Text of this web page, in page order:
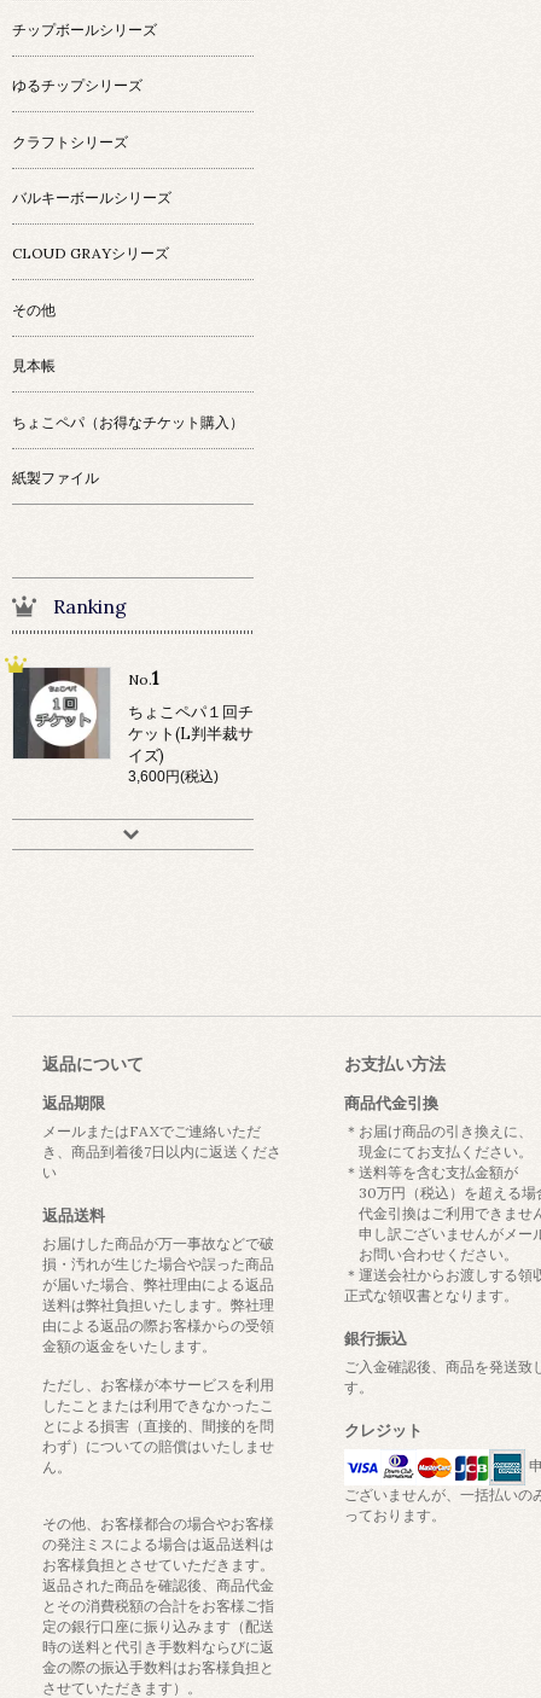
チップボールシリーズ
ゆるチップシリーズ
クラフトシリーズ
バルキーボールシリーズ
CLOUD GRAYシリーズ
その他
見本帳
ちょこペパ（お得なチケット購入）
紙製ファイル
Ranking
No.1
ちょこペパ１回チ
ケット(L判半裁サ
イズ)
3,600円(税込)
返品について
返品期限
メールまたはFAXでご連絡いただ
き、商品到着後7日以内に返送くださ
い
返品送料
お届けした商品が万一事故などで破
損・汚れが生じた場合や誤った商品
が届いた場合、弊社理由による返品
送料は弊社負担いたします。弊社理
由による返品の際お客様からの受領
金額の返金をいたします。
ただし、お客様が本サービスを利用
したことまたは利用できなかったこ
とによる損害（直接的、間接的を問
わず）についての賠償はいたしませ
ん。
その他、お客様都合の場合やお客様
の発注ミスによる場合は返品送料は
お客様負担とさせていただきます。
返品された商品を確認後、商品代金
とその消費税額の合計をお客様ご指
定の銀行口座に振り込みます（配送
時の送料と代引き手数料ならびに返
金の際の振込手数料はお客様負担と
させていただきます）。
お支払い方法
商品代金引換
＊お届け商品の引き換えに、
現金にてお支払ください。
＊送料等を含む支払金額が
30万円（税込）を超える場
代金引換はご利用できませ
申し訳ございませんがメー
お問い合わせください。
＊運送会社からお渡しする領
正式な領収書となります。
銀行振込
ご入金確認後、商品を発送致
す。
クレジット
ございませんが、一括払いの
っております。